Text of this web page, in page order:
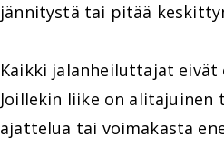
jännitystä tai pitää
Kaikki jalanheiluttajat eivät
Joillekin liike on alitajuinen
ajattelua tai voimakasta